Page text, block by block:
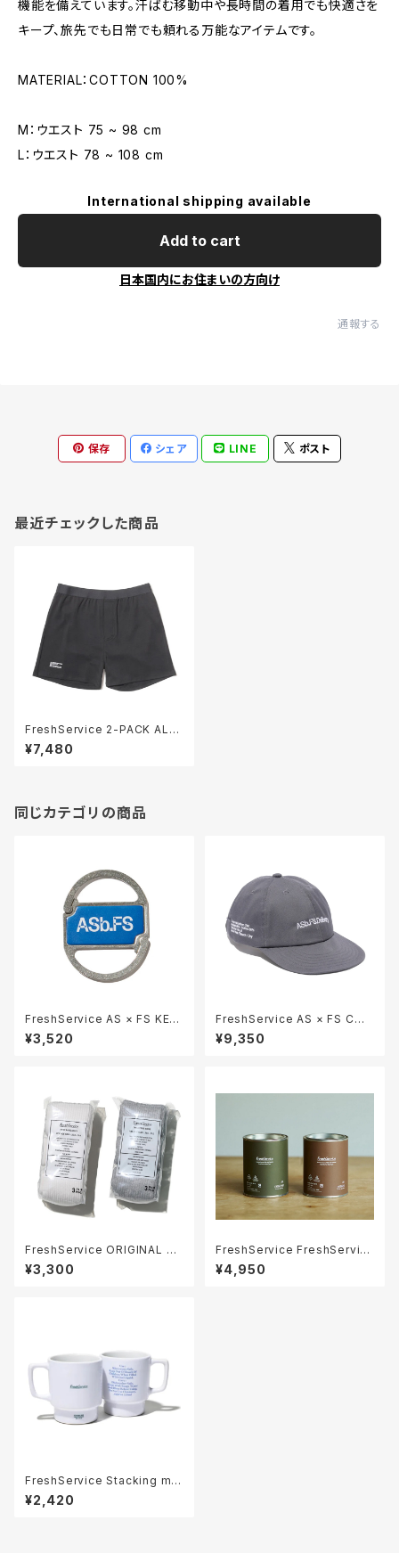
機能を備えています。汗ばむ移動中や長時間の着用でも快適さを
キープ、旅先でも日常でも頼れる万能なアイテムです。
MATERIAL：COTTON 100%
M：ウエスト 75 ~ 98 cm
L：ウエスト 78 ~ 108 cm
International shipping available
Add to cart
日本国内にお住まいの方向け
通報する
保存 シェア LINE ポスト
最近チェックした商品
FreshService 2-PACK ALL
WEATHER BOXER SHORTS
¥7,480
同じカテゴリの商品
FreshService AS × FS KEY
HOLDER
¥3,520
FreshService AS × FS COR
PORATE UNIFORM
¥9,350
FreshService ORIGINAL 3-
PACK SOCKS
¥3,300
FreshService FreshServic
e x KUUMBA INCENSE KIT
¥4,950
FreshService Stacking mu
g
¥2,420